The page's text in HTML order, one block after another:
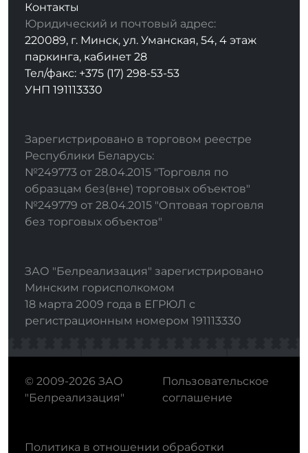
Контакты
Юридический и почтовый адрес:
220089, г. Минск, ул. Уманская, 54, 4 этаж
паркинга, кабинет 28
Тел/факс: +375 (17) 298-53-53
УНП 191113330
Зарегистрировано в торговом реестре
Республики Беларусь:
№249773 от 28.04.2015 "Торговля по
образцам без(вне) торговых объектов"
№249779 от 28.04.2015 "Оптовая торговля
без торговых объектов"
ЗАО "Белреализация" зарегистрировано
Минским горисполкомом
18 марта 2009 года в ЕГРЮЛ с
регистрационным номером 191113330
© 2009-2026 ЗАО
"Белреализация"
Пользовательское
соглашение
Политика в отношении обработки